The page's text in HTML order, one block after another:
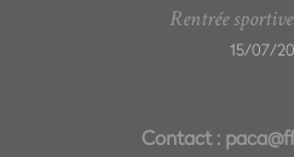
Rentrée
15/07/
Contact :